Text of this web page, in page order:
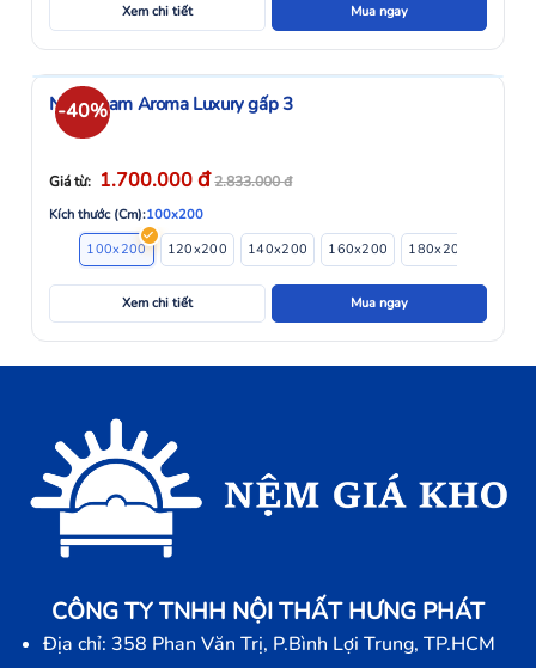
Xem chi tiết Mua ngay
-40%
Nệm Foam Aroma Luxury gấp 3
Giá từ: 1.700.000đ2.833.000đ
Kích thước (Cm):100x200
100x200
120x200 140x200 160x200 180x200
Xem chi tiết Mua ngay
CÔNG TY TNHH NỘI THẤT HƯNG PHÁT
Địa chỉ: 358 Phan Văn Trị, P.Bình Lợi Trung, TP.HCM